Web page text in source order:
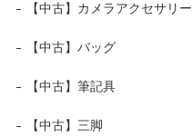
【中古】カメラアクセサリー
【中古】バッグ
【中古】筆記具
【中古】三脚